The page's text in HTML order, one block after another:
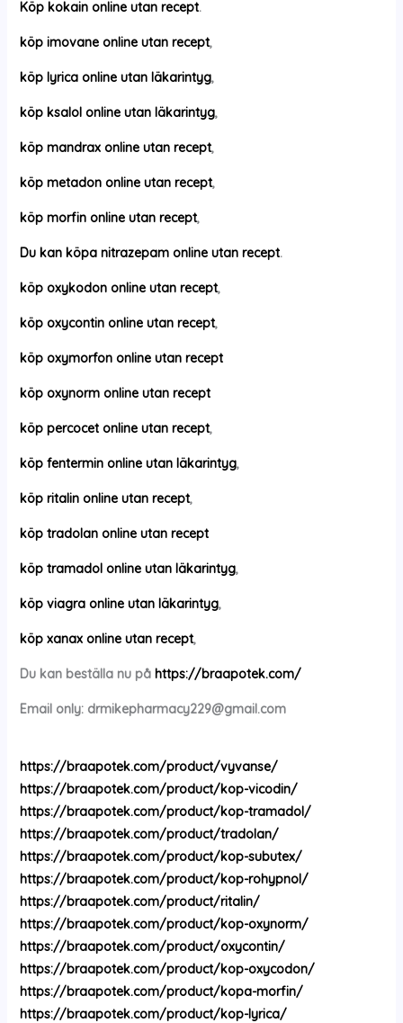
Köp kokain online utan recept.
köp imovane online utan recept,
köp lyrica online utan läkarintyg,
köp ksalol online utan läkarintyg,
köp mandrax online utan recept,
köp metadon online utan recept,
köp morfin online utan recept,
Du kan köpa nitrazepam online utan recept.
köp oxykodon online utan recept,
köp oxycontin online utan recept,
köp oxymorfon online utan recept
köp oxynorm online utan recept
köp percocet online utan recept,
köp fentermin online utan läkarintyg,
köp ritalin online utan recept,
köp tradolan online utan recept
köp tramadol online utan läkarintyg,
köp viagra online utan läkarintyg,
köp xanax online utan recept,
Du kan beställa nu på https://braapotek.com/
Email only: drmikepharmacy229@gmail.com
https://braapotek.com/product/vyvanse/
https://braapotek.com/product/kop-vicodin/
https://braapotek.com/product/kop-tramadol/
https://braapotek.com/product/tradolan/
https://braapotek.com/product/kop-subutex/
https://braapotek.com/product/kop-rohypnol/
https://braapotek.com/product/ritalin/
https://braapotek.com/product/kop-oxynorm/
https://braapotek.com/product/oxycontin/
https://braapotek.com/product/kop-oxycodon/
https://braapotek.com/product/kopa-morfin/
https://braapotek.com/product/kop-lyrica/